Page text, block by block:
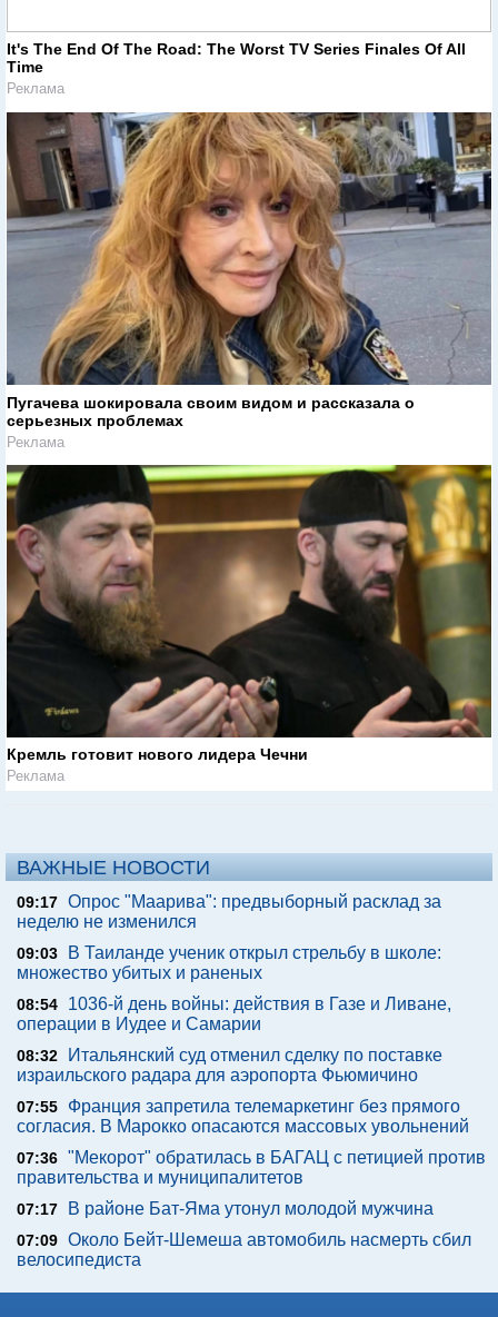
It's The End Of The Road: The Worst TV Series Finales Of All
Time
Реклама
Пугачева шокировала своим видом и рассказала о
серьезных проблемах
Реклама
Кремль готовит нового лидера Чечни
Реклама
ВАЖНЫЕ НОВОСТИ
09:17 Опрос "Mаарива": предвыборный расклад за
неделю не изменился
09:03
В Таиланде ученик открыл стрельбу в школе:
множество убитых и раненых
08:54
1036-й день войны: действия в Газе и Ливане,
операции в Иудее и Самарии
08:32
Итальянский суд отменил сделку по поставке
израильского радара для аэропорта Фьюмичино
07:55
Франция запретила телемаркетинг без прямого
согласия. В Марокко опасаются массовых увольнений
07:36 "Мекорот" обратилась в БАГАЦ с петицией против
правительства и муниципалитетов
07:17 В районе Бат-Яма утонул молодой мужчина
07:09 Около Бейт-Шемеша автомобиль насмерть сбил
велосипедиста